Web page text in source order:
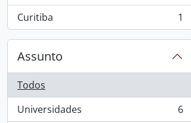
Curitiba
, 1 resultados 1
Assunto
Todos
Universidades
, 6 resultados
6